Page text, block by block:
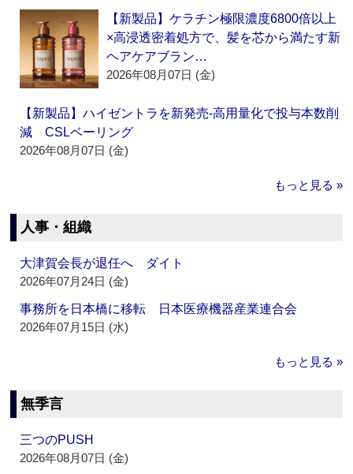
【新製品】ケラチン極限濃度6800倍以上
×高浸透密着処方で、髪を芯から満たす新
ヘアケアブラン…
2026年08月07日 (金)
【新製品】ハイゼントラを新発売‐高用量化で投与本数削
減 CSLベーリング
2026年08月07日 (金)
もっと見る »
人事・組織
大津賀会長が退任へ ダイト
2026年07月24日 (金)
事務所を日本橋に移転 日本医療機器産業連合会
2026年07月15日 (水)
もっと見る »
無季言
三つのPUSH
2026年08月07日 (金)